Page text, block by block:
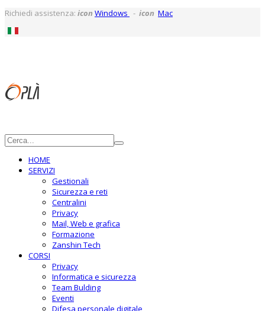
Richiedi assistenza: icon Windows - icon Mac
HOME
SERVIZI
Gestionali
Sicurezza e reti
Centralini
Privacy
Mail, Web e grafica
Formazione
Zanshin Tech
CORSI
Privacy
Informatica e sicurezza
Team Bulding
Eventi
Difesa personale digitale